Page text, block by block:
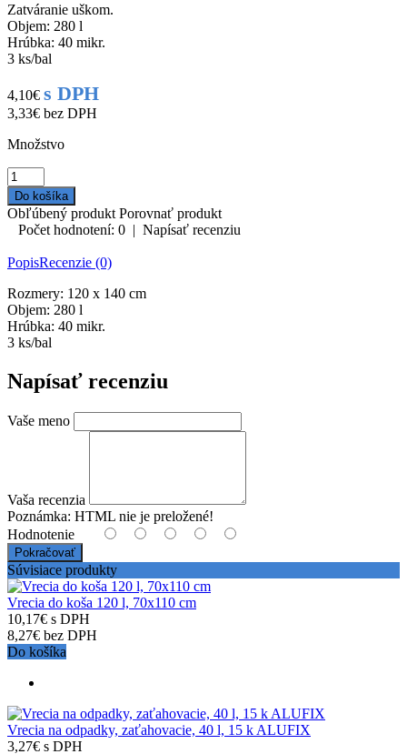
Zatváranie uškom.
Objem: 280 l
Hrúbka: 40 mikr.
3 ks/bal
4,10€ s DPH
3,33€ bez DPH
Množstvo
Obľúbený produkt Porovnať produkt
Počet hodnotení: 0 | Napísať recenziu
PopisRecenzie (0)
Rozmery: 120 x 140 cm
Objem: 280 l
Hrúbka: 40 mikr.
3 ks/bal
Napísať recenziu
Vaše meno
Vaša recenzia
Poznámka: HTML nie je preložené!
Hodnotenie
Pokračovať
Súvisiace produkty
Vrecia do koša 120 l, 70x110 cm
10,17€ s DPH
8,27€ bez DPH
Do košíka
Vrecia na odpadky, zaťahovacie, 40 l, 15 k ALUFIX
3,27€ s DPH